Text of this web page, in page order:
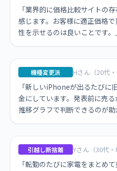
「業界的に価格比較サイトの
感じます。お客様に適正価格
性を示せるのは良いことです。」
機種変更派 Hさん（20代・
「新しいiPhoneが出るたびに
金にしています。発表前に売
推移グラフで判断できるのが助
引越し断捨離 Yさん（30代・
「転勤のたびに家電をまとめ